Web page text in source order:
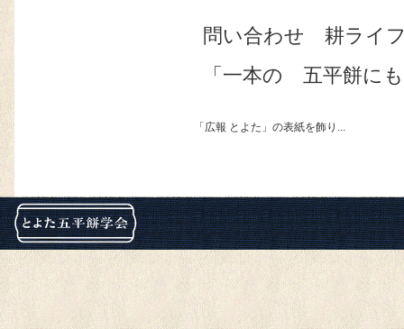
問い合わせ 耕ラ
「一本の 五平餅に
「広報 とよた」の表紙を飾り...